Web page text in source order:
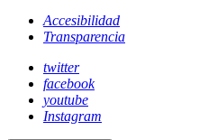
Accesibilidad
Transparencia
twitter
facebook
youtube
Instagram